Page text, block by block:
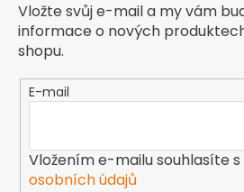
Vložte svůj e-mail a my vám
informace o nových
shopu.
E-mail
Vložením e-mailu souhlasíte s
osobních údajů